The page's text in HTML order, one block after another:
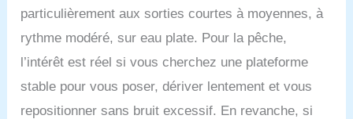
21 kg. La taille du cadre
peut être facilement
mise dans le coffre
d'une voiture familiale,
gonflé. Il adopte un
design à dégagement
particulièrement aux sorties courtes à moyennes, à
rythme modéré, sur eau plate. Pour la pêche,
l’intérêt est réel si vous cherchez une plateforme
stable pour vous poser, dériver lentement et vous
repositionner sans bruit excessif. En revanche, si